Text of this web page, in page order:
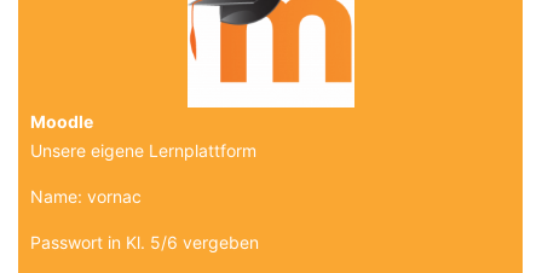
Moodle
Unsere eigene Lernplattform
Name: vornac
Passwort in Kl. 5/6 vergeben